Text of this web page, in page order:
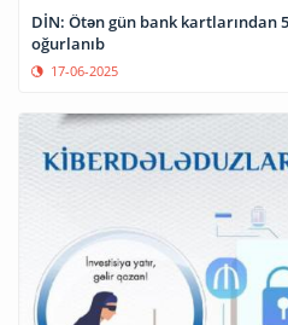
DİN: Ötən gün bank kartlarından
oğurlanıb
17-06-2025